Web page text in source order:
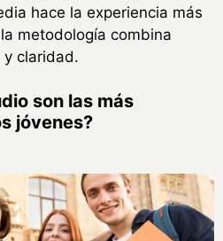
hace la experiencia más
metodología combina
claridad.
son las más
jóvenes?